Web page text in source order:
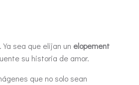
sea que elijan un elopement
su historia de amor.
que no solo sean